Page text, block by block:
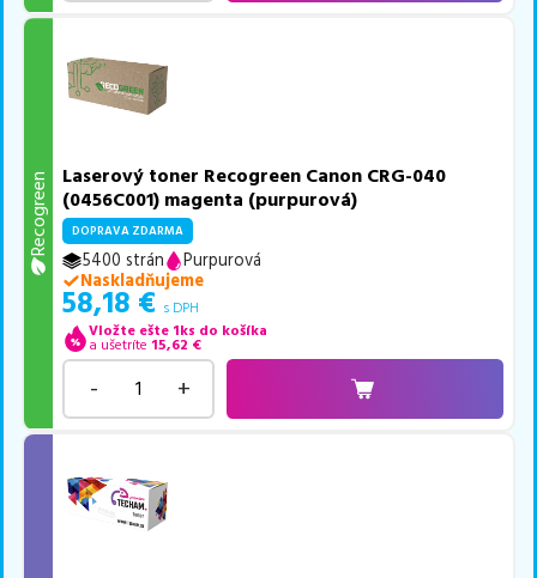
Recogreen Laserový toner Recogreen Canon CRG-040
(0456C001) magenta (purpurová)
DOPRAVA ZDARMA
5400 strán
Purpurová
Naskladňujeme
58,18 € s DPH
Vložte ešte 1ks do košíka
a ušetríte 15,62 €
- +